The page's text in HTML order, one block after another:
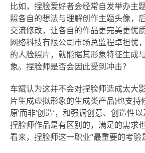
比如，捏脸爱好者会经常自发举办主
照各自的想法与理解创作主题头像，
交流修改，让各自的作品更完美更优
网络科技有限公司市场总监程卓担忧
的人脸照片，就能据其形象特征生成
象。捏脸师是否会因此受到冲击？
车斌认为这并不会对捏脸师造成太大
片生成虚拟形象的生成类产品)也支持
原’而非‘创造’，和强调创意、创造性
捏脸师作品是有区别的，满足的需求
看来，捏脸师这一职业“最重要的考验